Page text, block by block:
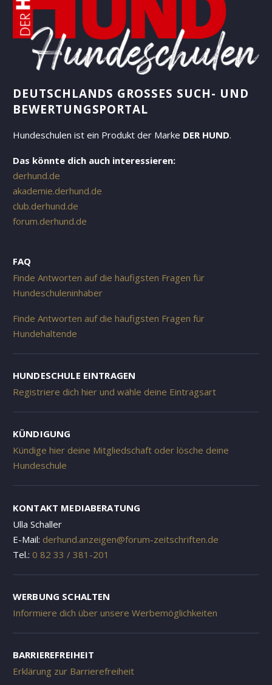
DEUTSCHLANDS GROSSES SUCH- UND B
EWERTUNGSPORTAL
Hundeschulen ist ein Produkt der Marke DER HUND.
Das könnte dich auch interessieren:
derhund.de
akademie.derhund.de
club.derhund.de
forum.derhund.de
FAQ
Finde Antworten auf die häufigsten Fragen für
Hundeschuleninhaber
Finde Antworten auf die häufigsten Fragen für
Hundehaltende
HUNDESCHULE EINTRAGEN
Registriere dich hier und wähle deine Eintragsart
KÜNDIGUNG
Kündige hier deine Mitgliedschaft oder lösche deine
Hundeschule
KONTAKT MEDIABERATUNG
Ulla Schaller
E-Mail: derhund.anzeigen@forum-zeitschriften.de
Tel.: 0 82 33 / 381-201
WERBUNG SCHALTEN
Informiere dich über unsere Werbemöglichkeiten
BARRIEREFREIHEIT
Erklärung zur Barrierefreiheit